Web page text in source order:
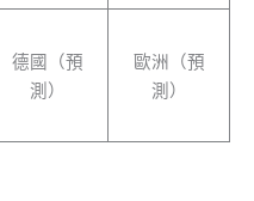
德國（預
測）
歐洲（預
測）